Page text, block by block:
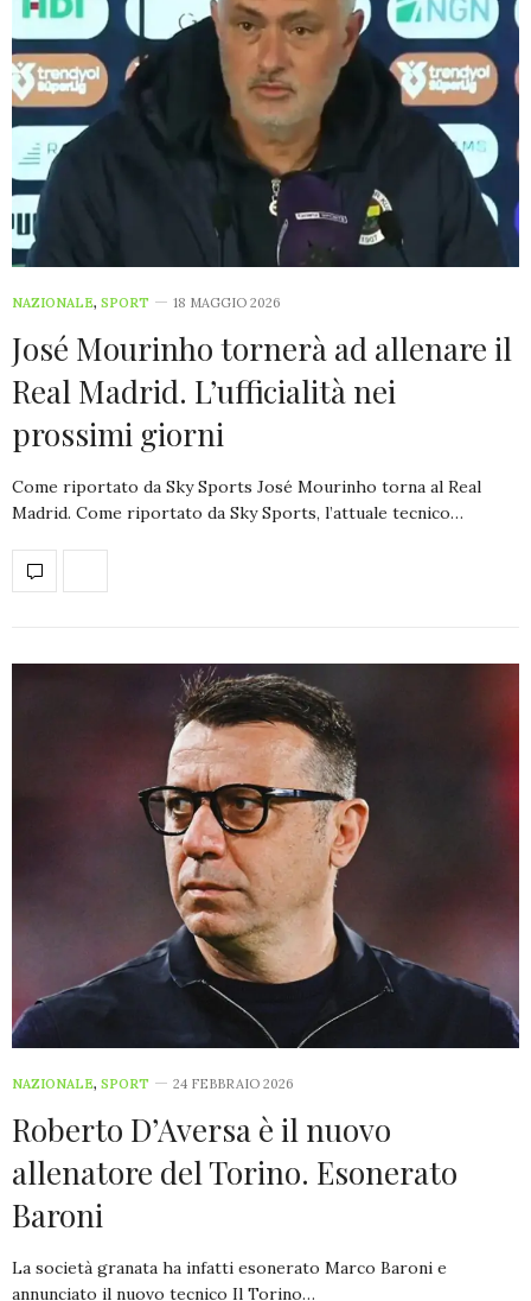
NAZIONALE, SPORT 18 MAGGIO 2026
José Mourinho tornerà ad allenare il
Real Madrid. L’ufficialità nei
prossimi giorni
Come riportato da Sky Sports José Mourinho torna al Real
Madrid. Come riportato da Sky Sports, l’attuale tecnico…
NAZIONALE, SPORT 24 FEBBRAIO 2026
Roberto D’Aversa è il nuovo
allenatore del Torino. Esonerato
Baroni
La società granata ha infatti esonerato Marco Baroni e
annunciato il nuovo tecnico Il Torino…